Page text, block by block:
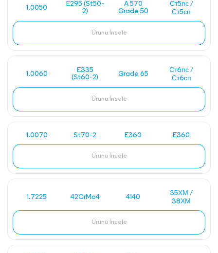
1.0050
E295 (St50-
2)
A 570
Grade 50
Ст5пс /
Ст5сп
Ürünü İncele
1.0060
E335
(St60-2)
Grade 65
Ст6пс /
Ст6сп
Ürünü İncele
1.0070 St70-2 E360 E360
Ürünü İncele
1.7225 42CrMo4 4140
35ХМ /
38ХМ
Ürünü İncele